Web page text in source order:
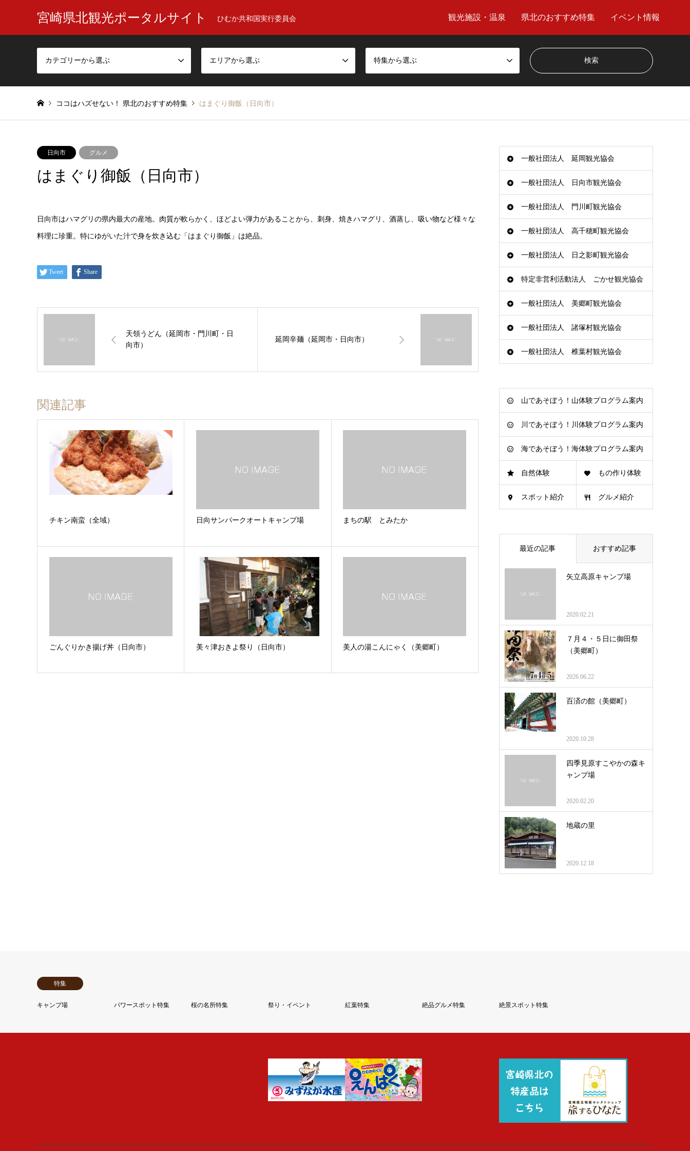
宮崎県北観光ポータルサイト ひむか共和国実行委員会 観光施設・温泉 県北のおすすめ特集 イベント情報
カテゴリーから選ぶ エリアから選ぶ 特集から選ぶ
ココはハズせない！ 県北のおすすめ特集 はまぐり御飯（日向市）
日向市 グルメ
はまぐり御飯（日向市）
日向市はハマグリの県内最大の産地。肉質が軟らかく、ほどよい弾力があることから、刺身、焼きハマグリ、酒蒸し、吸い物など様々な
料理に珍重。特にゆがいた汁で身を炊き込む「はまぐり御飯」は絶品。
Tweet Share
天領うどん（延岡市・門川町・日
向市）
延岡辛麺（延岡市・日向市）
関連記事
チキン南蛮（全域） 日向サンパークオートキャンプ場 まちの駅 とみたか
ごんぐりかき揚げ丼（日向市） 美々津おきよ祭り（日向市） 美人の湯こんにゃく（美郷町）
一般社団法人 延岡観光協会
一般社団法人 日向市観光協会
一般社団法人 門川町観光協会
一般社団法人 高千穂町観光協会
一般社団法人 日之影町観光協会
特定非営利活動法人 ごかせ観光協会
一般社団法人 美郷町観光協会
一般社団法人 諸塚村観光協会
一般社団法人 椎葉村観光協会
山であそぼう！山体験プログラム案内
川であそぼう！川体験プログラム案内
海であそぼう！海体験プログラム案内
自然体験 もの作り体験
スポット紹介 グルメ紹介
最近の記事 おすすめ記事
矢立高原キャンプ場
2020.02.21
７月４・５日に御田祭
（美郷町）
2026.06.22
百済の館（美郷町）
2020.10.28
四季見原すこやかの森キ
ャンプ場
2020.02.20
地蔵の里
2020.12.18
特集
キャンプ場 パワースポット特集 桜の名所特集 祭り・イベント 紅葉特集 絶品グルメ特集 絶景スポット特集